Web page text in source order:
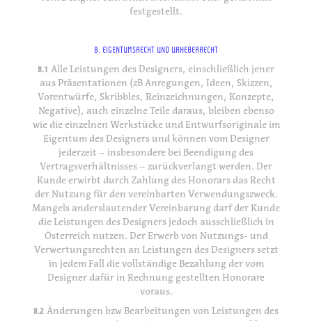
festgestellt.
8. EIGENTUMSRECHT UND URHEBERRECHT
8.1 Alle Leistungen des Designers, einschließlich jener
aus Präsentationen (zB Anregungen, Ideen, Skizzen,
Vorentwürfe, Skribbles, Reinzeichnungen, Konzepte,
Negative), auch einzelne Teile daraus, bleiben ebenso
wie die einzelnen Werkstücke und Entwurfsoriginale im
Eigentum des Designers und können vom Designer
jederzeit – insbesondere bei Beendigung des
Vertragsverhältnisses – zurückverlangt werden. Der
Kunde erwirbt durch Zahlung des Honorars das Recht
der Nutzung für den vereinbarten Verwendungszweck.
Mangels anderslautender Vereinbarung darf der Kunde
die Leistungen des Designers jedoch ausschließlich in
Österreich nutzen. Der Erwerb von Nutzungs- und
Verwertungsrechten an Leistungen des Designers setzt
in jedem Fall die vollständige Bezahlung der vom
Designer dafür in Rechnung gestellten Honorare
voraus.
8.2 Änderungen bzw Bearbeitungen von Leistungen des